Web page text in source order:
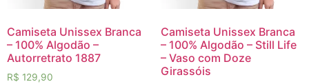
Camiseta Unissex Branca
– 100% Algodão –
Autorretrato 1887
R$ 129,90
Camiseta Unissex Branca
– 100% Algodão – Still Life
– Vaso com Doze
Girassóis